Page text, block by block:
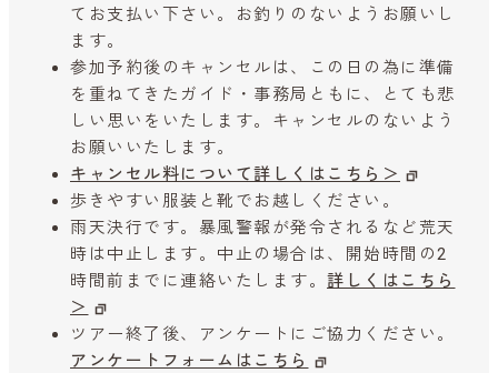
てお支払い下さい。お釣りのないようお願いし
ます。
参加予約後のキャンセルは、この日の為に準備
を重ねてきたガイド・事務局ともに、とても悲
しい思いをいたします。キャンセルのないよう
お願いいたします。
キャンセル料について詳しくはこちら＞
歩きやすい服装と靴でお越しください。
雨天決行です。暴風警報が発令されるなど荒天
時は中止します。中止の場合は、開始時間の2
時間前までに連絡いたします。 詳しくはこちら
＞
ツアー終了後、アンケートにご協力ください。
アンケートフォームはこちら